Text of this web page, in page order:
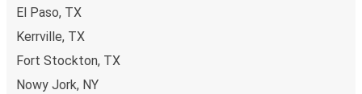
El Paso, TX
Kerrville, TX
Fort Stockton, TX
Nowy Jork, NY